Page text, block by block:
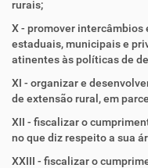
rurais;
X - promover intercâmbios
estaduais, municipais e
atinentes às políticas de
XI - organizar e
de extensão rural, em
XII - fiscalizar o
no que diz respeito a sua
XXIII - fiscalizar o